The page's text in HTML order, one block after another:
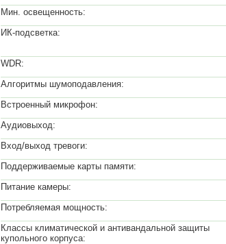
Мин. освещенность:
ИК-подсветка:
WDR:
Алгоритмы шумоподавления:
Встроенный микрофон:
Аудиовыход:
Вход/выход тревоги:
Поддерживаемые карты памяти:
Питание камеры:
Потребляемая мощность:
Классы климатической и антивандальной защиты
купольного корпуса: